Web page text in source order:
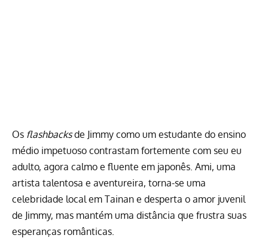
Os flashbacksde Jimmy como um estudante do ensino
médio impetuoso contrastam fortemente com seu eu
adulto, agora calmo e fluente em japonês. Ami, uma
artista talentosa e aventureira, torna-se uma
celebridade local em Tainan e desperta o amor juvenil
de Jimmy, mas mantém uma distância que frustra suas
esperanças românticas.